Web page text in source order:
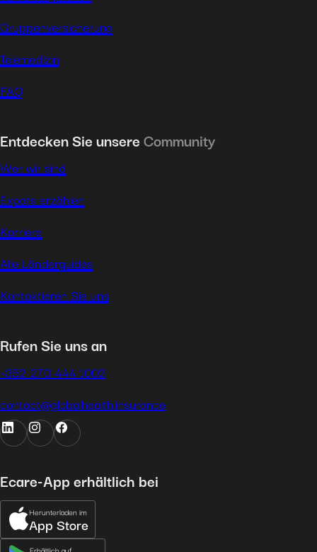
Gruppenversicherung
Telemedizin
FAQ
Entdecken Sie unsereCommunity
Wer wir sind
Expats erzählen
Karriere
Alle Länderguides
Kontaktieren Sie uns
Rufen Sie uns an
+352 270 444 1002
contact@globalhealth.insurance
Ecare-App erhältlich bei
Herunterladen im
App Store